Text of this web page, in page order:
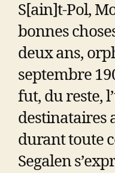
S[ain]t-Pol,
bonnes
deux ans,
septembre
fut, du reste,
destinataires
durant toute
Segalen